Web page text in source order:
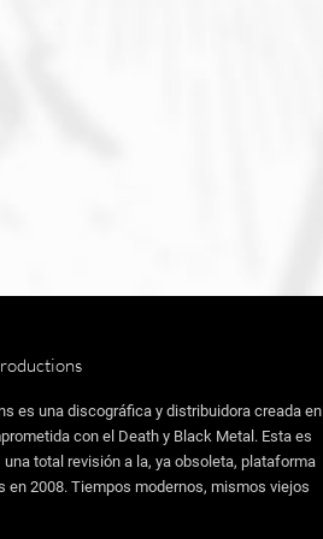
es una discográfica y distribuidora creada en
con el Death y Black Metal. Esta es
una total revisión a la, ya obsoleta, plataforma
en 2008. Tiempos modernos, mismos viejos